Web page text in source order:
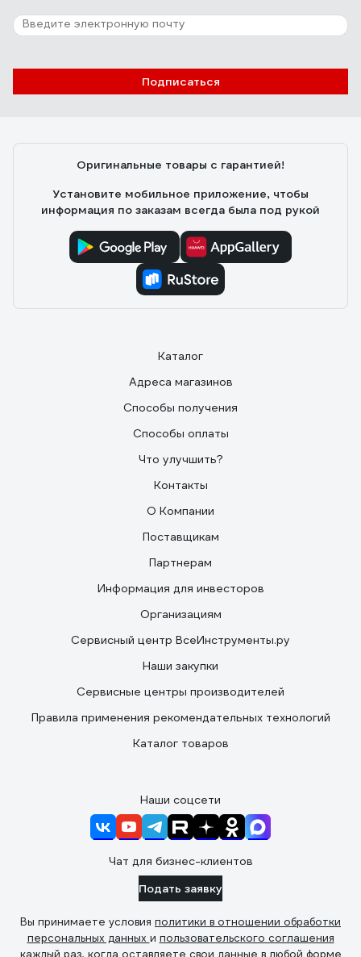
Подписаться
Оригинальные товары с гарантией!
Установите мобильное приложение, чтобы
информация по заказам всегда была под рукой
Каталог
Адреса магазинов
Способы получения
Способы оплаты
Что улучшить?
Контакты
О Компании
Поставщикам
Партнерам
Информация для инвесторов
Организациям
Сервисный центр ВсеИнструменты.ру
Наши закупки
Сервисные центры производителей
Правила применения рекомендательных технологий
Каталог товаров
Наши соцсети
Чат для бизнес-клиентов
Подать заявку
Вы принимаете условия политики в отношении обработки
персональных данных и пользовательского соглашения
каждый раз, когда оставляете свои данные в любой форме